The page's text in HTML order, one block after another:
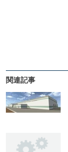
関連記事